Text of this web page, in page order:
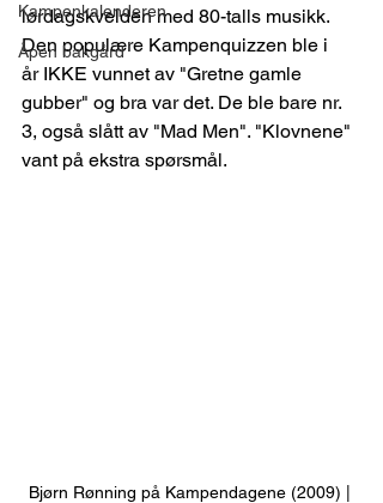
Kampenkalenderen
Åpen bakgård
lørdagskvelden med 80-talls musikk.
Den populære Kampenquizzen ble i
år IKKE vunnet av "Gretne gamle
gubber" og bra var det. De ble bare nr.
3, også slått av "Mad Men". "Klovnene"
vant på ekstra spørsmål.
Bjørn Rønning på Kampendagene (2009) |